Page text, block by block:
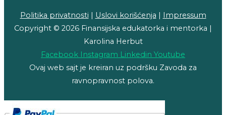
Politika privatnosti | Uslovi korišćenja | Impressum
Copyright © 2026 Finansijska edukatorka i mentorka |
Karolina Herbut
Facebook Instagram Linkedin Youtube
Ovaj web sajt je kreiran uz podršku Zavoda za
ravnopravnost polova.